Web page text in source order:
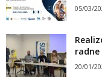
05/03/
radne
20/01/